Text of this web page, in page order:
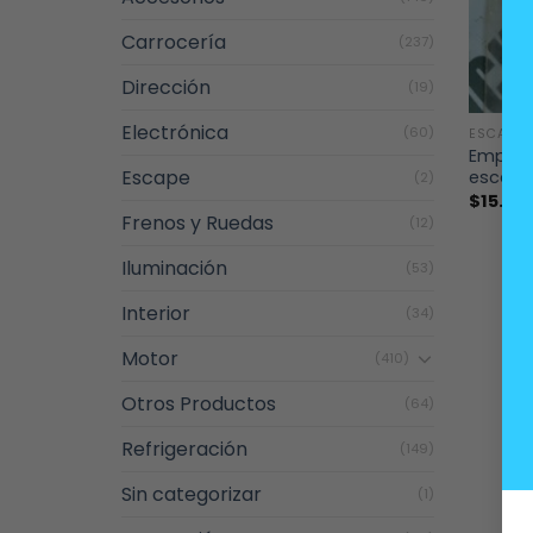
Carrocería (237)
Dirección (19)
Electrónica (60)
Escape (2)
Frenos y Ruedas (12)
Iluminación (53)
Interior (34)
Motor (410)
Otros Productos (64)
Refrigeración (149)
Sin categorizar (1)
+
ESCAPE
$15.000